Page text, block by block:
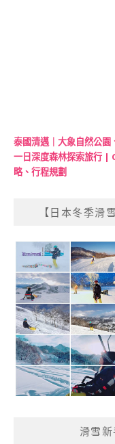
泰國清邁｜大象自然公
一日深度森林探索旅行 |
略、行程規劃
【日本冬季滑
滑雪